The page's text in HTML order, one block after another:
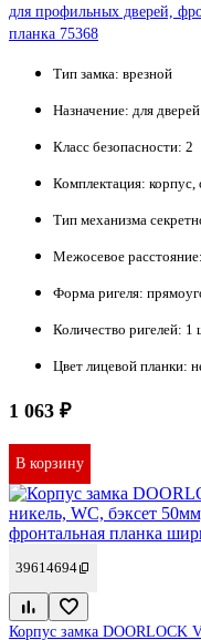
для профильных дверей,
планка 75368
Тип замка: врезной
Назначение: для
Класс безопасности: 2
Комплектация: корпус,
Тип механизма
Межосевое расстояние:
Форма ригеля:
Количество ригелей: 1
Цвет лицевой планки:
1 063 ₽
В корзину
39614694
Корпус замка DOORLOCK